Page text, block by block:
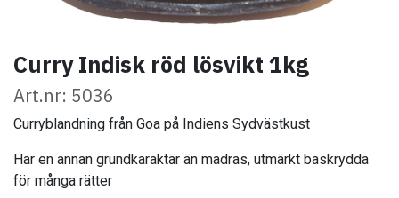
Curry Indisk röd lösvikt 1kg
Art.nr: 5036
Curryblandning från Goa på Indiens Sydvästkust
Har en annan grundkaraktär än madras, utmärkt baskrydda
för många rätter